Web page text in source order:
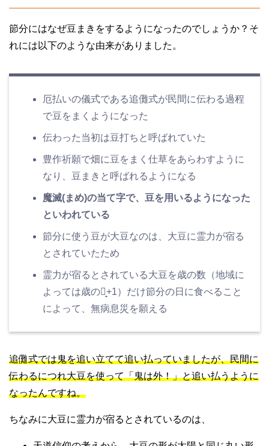
節分にはなぜ豆まきをするようになったのでしょうか？そ
れには以下のような由来がありました。
厄払いの儀式である追儺式が民間に伝わる過程
で豆をまくようになった
伝わった当初は豆打ちと呼ばれていた
豊作祈願で畑に豆をまく仕草をあらわすように
なり、豆まきと呼ばれるようになる
魔滅(まめ)の当て字で、豆を用いるようになった
といわれている
節分に使う豆が大豆なのは、大豆に霊力が宿る
とされていたため
霊力が宿るとされている大豆を歳の数（地域に
よっては歳の数̟+1）だけ節分の日に食べること
によって、無病息災を願える
追儺式では鬼を追い立てて追い払っていましたが、民間に
伝わるにつれ大豆を使って「鬼は外！」と追い払うように
なったんですね。
ちなみに大豆に霊力が宿るとされているのは、